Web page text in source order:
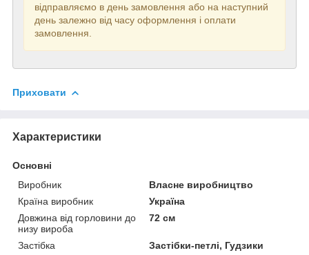
відправляємо в день замовлення або на наступний
день залежно від часу оформлення і оплати
замовлення.
Приховати
Характеристики
Основні
Виробник
Власне виробництво
Країна виробник
Україна
Довжина від горловини до
низу вироба
72 см
Застібка
Застібки-петлі, Гудзики